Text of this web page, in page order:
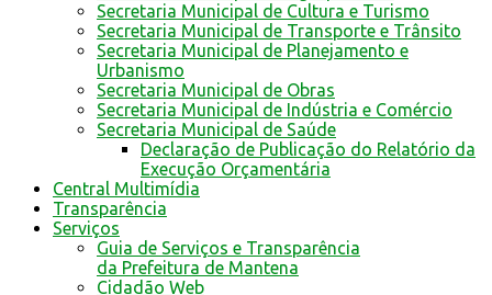
Secretaria Municipal de Cultura e Turismo
Secretaria Municipal de Transporte e Trânsito
Secretaria Municipal de Planejamento e
Urbanismo
Secretaria Municipal de Obras
Secretaria Municipal de Indústria e Comércio
Secretaria Municipal de Saúde
Declaração de Publicação do Relatório da
Execução Orçamentária
Central Multimídia
Transparência
Serviços
Guia de Serviços e Transparência
da Prefeitura de Mantena
Cidadão Web